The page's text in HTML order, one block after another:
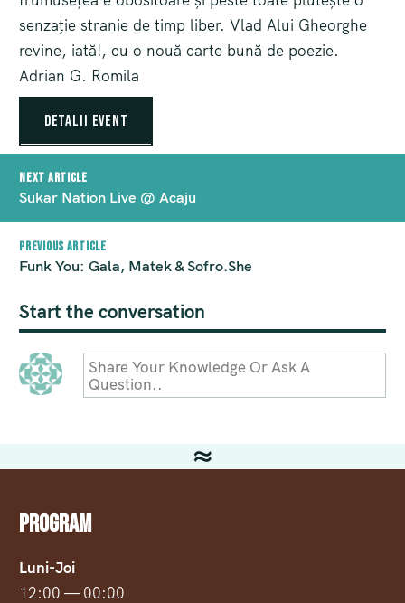
senzație stranie de timp liber. Vlad Alui Gheorghe
revine, iată!, cu o nouă carte bună de poezie.
Adrian G. Romila
Detalii event
Post
navigation
Previous article
Funk You: Gala, Matek & Sofro.She
Next article
Sukar Nation Live @ Acaju
Start the conversation
Share Your Knowledge Or Ask A
Question..
Program
Luni-Joi
12:00 — 00:00